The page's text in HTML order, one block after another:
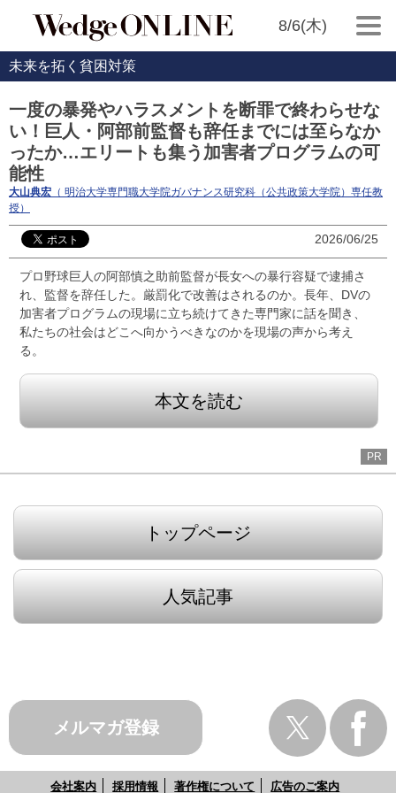
8/6(木)
未来を拓く貧困対策
一度の暴発やハラスメントを断罪で終わらせな
い！巨人・阿部前監督も辞任までには至らなか
ったか…エリートも集う加害者プログラムの可
能性
大山典宏 （ 明治大学専門職大学院ガバナンス研究科（公共政策大学院）専任教
授）
2026/06/25
プロ野球巨人の阿部慎之助前監督が長女への暴行容疑で逮捕さ
れ、監督を辞任した。厳罰化で改善はされるのか。長年、DVの
加害者プログラムの現場に立ち続けてきた専門家に話を聞き、
私たちの社会はどこへ向かうべきなのかを現場の声から考え
る。
本文を読む
PR
トップページ
人気記事
メルマガ登録
会社案内 採用情報 著作権について 広告のご案内